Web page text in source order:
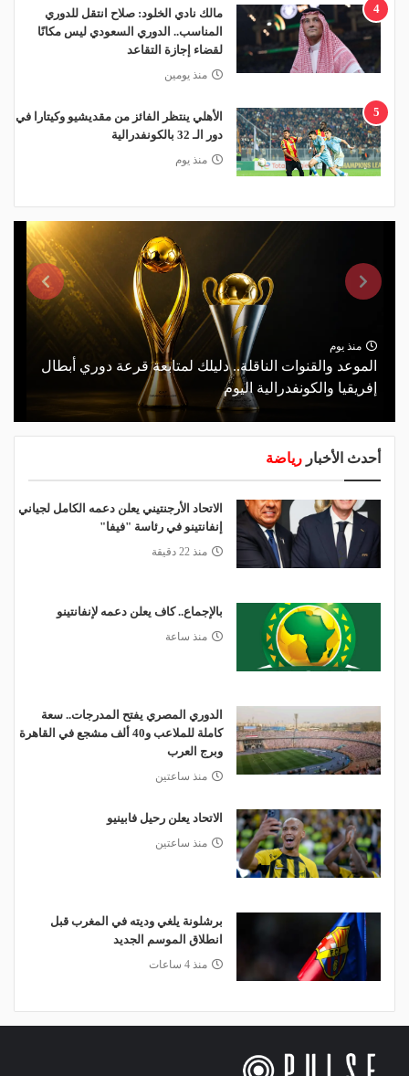
4
مالك نادي الخلود: صلاح انتقل للدوري
المناسب.. الدوري السعودي ليس مكانًا
لقضاء إجازة التقاعد
منذ يومين
5
الأهلي ينتظر الفائز من مقديشيو وكيتارا في
دور الـ 32 بالكونفدرالية
منذ يوم
منذ يوم
الموعد والقنوات الناقلة.. دليلك لمتابعة قرعة دوري أبطال
إفريقيا والكونفدرالية اليوم
أحدث الأخبار رياضة
الاتحاد الأرجنتيني يعلن دعمه الكامل لجياني
إنفانتينو في رئاسة "فيفا"
منذ 22 دقيقة
بالإجماع.. كاف يعلن دعمه لإنفانتينو
منذ ساعة
الدوري المصري يفتح المدرجات.. سعة
كاملة للملاعب و40 ألف مشجع في القاهرة
وبرج العرب
منذ ساعتين
الاتحاد يعلن رحيل فابينيو
منذ ساعتين
برشلونة يلغي وديته في المغرب قبل
انطلاق الموسم الجديد
منذ 4 ساعات